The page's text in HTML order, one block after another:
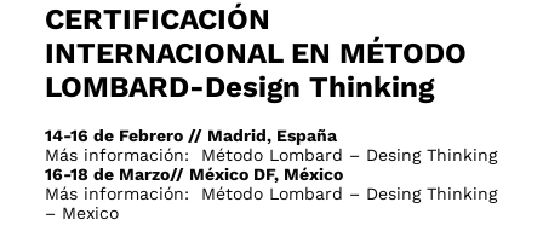
CERTIFICACIÓN
INTERNACIONAL EN MÉTODO
LOMBARD-Design Thinking
14-16 de Febrero // Madrid, España
Más información: Método Lombard – Desing Thinking
16-18 de Marzo// México DF, México
Más información: Método Lombard – Desing Thinking
– Mexico